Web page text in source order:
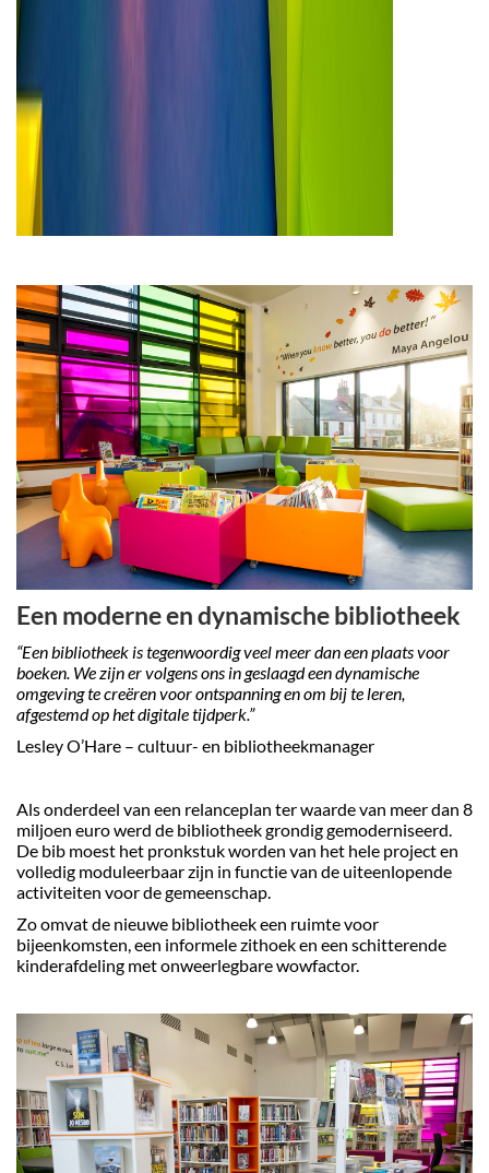
Een moderne en dynamische bibliotheek
“Een bibliotheek is tegenwoordig veel meer dan een plaats voor
boeken. We zijn er volgens ons in geslaagd een dynamische
omgeving te creëren voor ontspanning en om bij te leren,
afgestemd op het digitale tijdperk.”
Lesley O’Hare – cultuur- en bibliotheekmanager
Als onderdeel van een relanceplan ter waarde van meer dan 8
miljoen euro werd de bibliotheek grondig gemoderniseerd.
De bib moest het pronkstuk worden van het hele project en
volledig moduleerbaar zijn in functie van de uiteenlopende
activiteiten voor de gemeenschap.
Zo omvat de nieuwe bibliotheek een ruimte voor
bijeenkomsten, een informele zithoek en een schitterende
kinderafdeling met onweerlegbare wowfactor.